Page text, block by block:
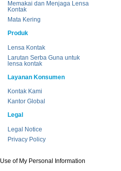
Memakai dan Menjaga Lensa
Kontak
Mata Kering
Produk
Lensa Kontak
Larutan Serba Guna untuk
lensa kontak
Layanan Konsumen
Kontak Kami
Kantor Global
Legal
Legal Notice
Privacy Policy
Use of My Personal Information